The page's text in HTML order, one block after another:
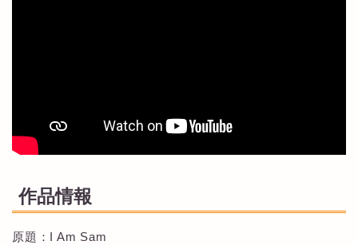
作品情報
原題：I Am Sam